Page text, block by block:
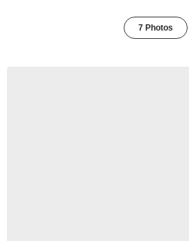
7 Photos